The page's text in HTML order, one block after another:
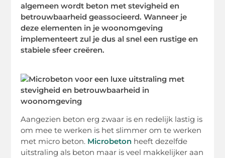
algemeen wordt beton met stevigheid en
betrouwbaarheid geassocieerd. Wanneer je
deze elementen in je woonomgeving
implementeert zul je dus al snel een rustige en
stabiele sfeer creëren.
Aangezien beton erg zwaar is en redelijk lastig is
om mee te werken is het slimmer om te werken
met micro beton. Microbeton heeft dezelfde
uitstraling als beton maar is veel makkelijker aan